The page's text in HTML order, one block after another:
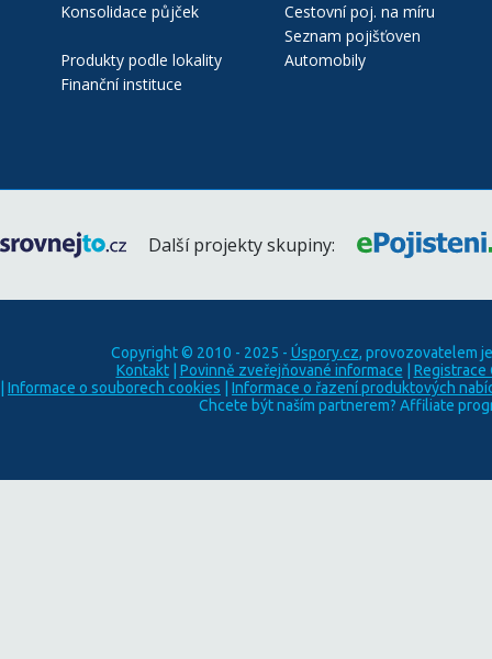
Konsolidace půjček
Produkty podle lokality
Finanční instituce
Cestovní poj. na míru
Seznam pojišťoven
Automobily
Další projekty skupiny:
Copyright © 2010 - 2025 - Úspory.cz, provozovatelem
Kontakt| Povinně zveřejňované informace
Registrace
Informace o souborech cookies
Informace o řazení produktových
Chcete být naším partnerem? Affiliate